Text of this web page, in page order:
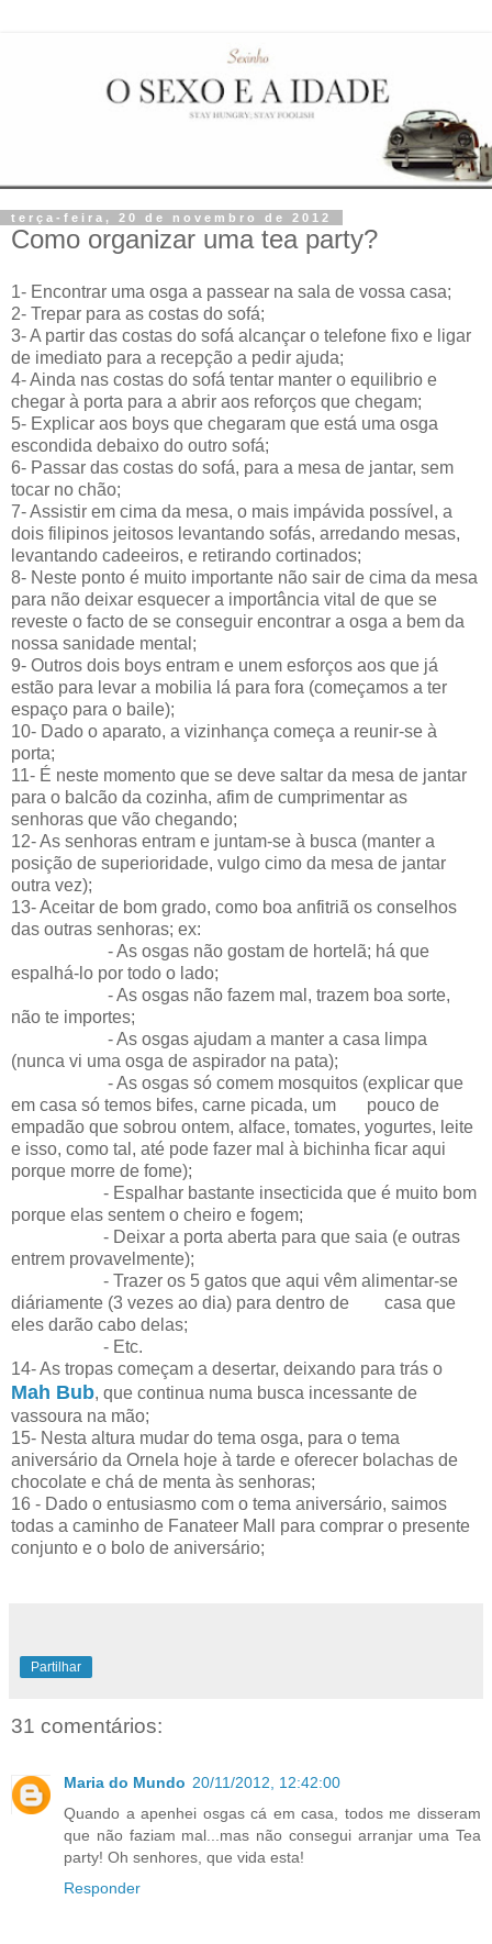
terça-feira, 20 de novembro de 2012
Como organizar uma tea party?
1- Encontrar uma osga a passear na sala de vossa casa;
2- Trepar para as costas do sofá;
3- A partir das costas do sofá alcançar o telefone fixo e ligar
de imediato para a recepção a pedir ajuda;
4- Ainda nas costas do sofá tentar manter o equilibrio e
chegar à porta para a abrir aos reforços que chegam;
5- Explicar aos boys que chegaram que está uma osga
escondida debaixo do outro sofá;
6- Passar das costas do sofá, para a mesa de jantar, sem
tocar no chão;
7- Assistir em cima da mesa, o mais impávida possível, a
dois filipinos jeitosos levantando sofás, arredando mesas,
levantando cadeeiros, e retirando cortinados;
8- Neste ponto é muito importante não sair de cima da mesa
para não deixar esquecer a importância vital de que se
reveste o facto de se conseguir encontrar a osga a bem da
nossa sanidade mental;
9- Outros dois boys entram e unem esforços aos que já
estão para levar a mobilia lá para fora (começamos a ter
espaço para o baile);
10- Dado o aparato, a vizinhança começa a reunir-se à
porta;
11- É neste momento que se deve saltar da mesa de jantar
para o balcão da cozinha, afim de cumprimentar as
senhoras que vão chegando;
12- As senhoras entram e juntam-se à busca (manter a
posição de superioridade, vulgo cimo da mesa de jantar
outra vez);
13- Aceitar de bom grado, como boa anfitriã os conselhos
das outras senhoras; ex:
- As osgas não gostam de hortelã; há que
espalhá-lo por todo o lado;
- As osgas não fazem mal, trazem boa sorte,
não te importes;
- As osgas ajudam a manter a casa limpa
(nunca vi uma osga de aspirador na pata);
- As osgas só comem mosquitos (explicar que
em casa só temos bifes, carne picada, um pouco de
empadão que sobrou ontem, alface, tomates, yogurtes, leite
e isso, como tal, até pode fazer mal à bichinha ficar aqui
porque morre de fome);
- Espalhar bastante insecticida que é muito bom
porque elas sentem o cheiro e fogem;
- Deixar a porta aberta para que saia (e outras
entrem provavelmente);
- Trazer os 5 gatos que aqui vêm alimentar-se
diáriamente (3 vezes ao dia) para dentro de casa que
eles darão cabo delas;
- Etc.
14- As tropas começam a desertar, deixando para trás o
Mah Bub, que continua numa busca incessante de
vassoura na mão;
15- Nesta altura mudar do tema osga, para o tema
aniversário da Ornela hoje à tarde e oferecer bolachas de
chocolate e chá de menta às senhoras;
16 - Dado o entusiasmo com o tema aniversário, saimos
todas a caminho de Fanateer Mall para comprar o presente
conjunto e o bolo de aniversário;
Partilhar
31 comentários:
Maria do Mundo 20/11/2012, 12:42:00
Quando a apenhei osgas cá em casa, todos me disseram
que não faziam mal...mas não consegui arranjar uma Tea
party! Oh senhores, que vida esta!
Responder